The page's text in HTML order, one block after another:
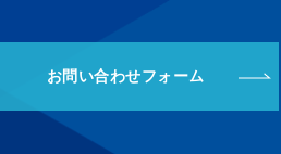
お問い合わせフォーム